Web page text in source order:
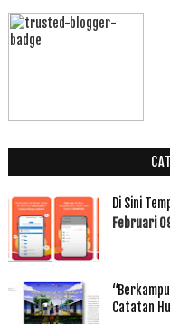
Di Sini
Februari
Catatan